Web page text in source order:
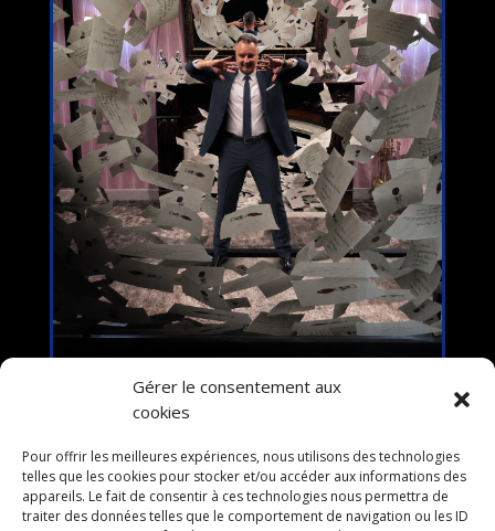
Gérer le consentement aux
cookies
Pour offrir les meilleures expériences, nous utilisons des technologies
telles que les cookies pour stocker et/ou accéder aux informations des
appareils. Le fait de consentir à ces technologies nous permettra de
traiter des données telles que le comportement de navigation ou les ID